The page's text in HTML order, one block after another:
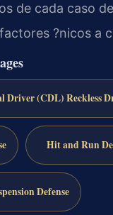
de cada caso
?nicos a
Driver (CDL) Reckless
Hit and Run
Defense